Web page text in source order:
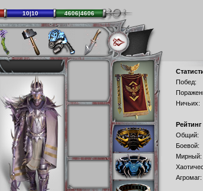
Побед:
Ничьих:
Рейтинг
Общий:
Боевой:
Мирный:
Агромаг:
10|10 4606|4606